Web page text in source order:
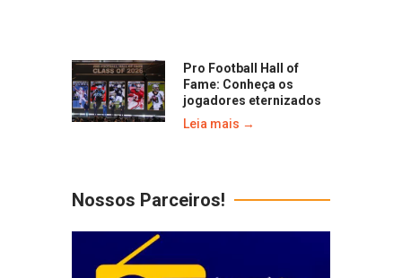
Pro Football Hall of
Fame: Conheça os
jogadores eternizados
Leia mais →
Nossos Parceiros!